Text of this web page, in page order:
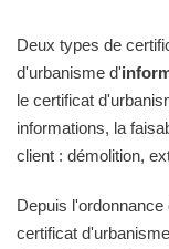
Deux types de
d'urbanisme d'
le certificat
informations, la
client : démolition,
Depuis
certificat